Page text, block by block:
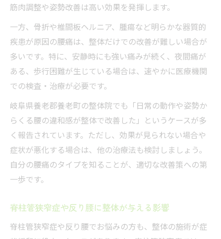
筋肉調整や姿勢改善は高い効果を発揮します。
一方、骨折や椎間板ヘルニア、腫瘍など明らかな器質的
疾患が原因の腰痛は、整体だけでの改善が難しい場合が
多いです。特に、安静時にも強い痛みが続く、夜間痛が
ある、歩行困難が生じている場合は、速やかに医療機関
での検査・治療が必要です。
岐阜県養老郡養老町の整体院でも「日常の動作や姿勢か
らくる腰の違和感が整体で改善した」というケースが多
く報告されています。ただし、効果が見られない場合や
症状が悪化する場合は、他の治療法も検討しましょう。
自分の腰痛のタイプを知ることが、適切な改善策への第
一歩です。
脊柱管狭窄症や反り腰に整体が与える影響
脊柱管狭窄症や反り腰でお悩みの方も、整体の施術が症